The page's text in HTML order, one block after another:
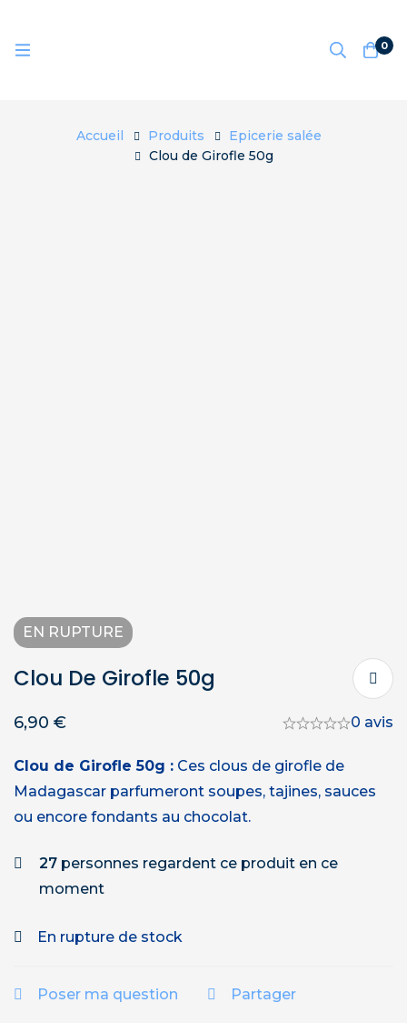
0
Accueil Produits
Epicerie salée
Clou de Girofle 50g
EN RUPTURE
Clou De Girofle 50g
6,90 € 0 avis
Clou de Girofle 50g : Ces clous de girofle de
Madagascar parfumeront soupes, tajines, sauces
ou encore fondants au chocolat.
27 personnes regardent ce produit en ce
moment
En rupture de stock
Poser ma question Partager